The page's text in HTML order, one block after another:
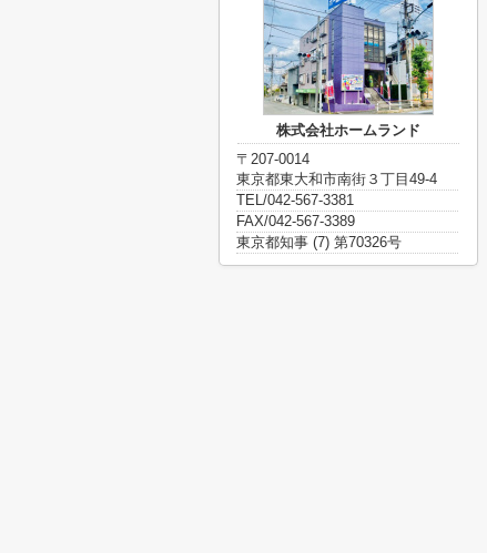
株式会社ホームランド
〒207-0014
東京都東大和市南街３丁目49-4
TEL/042-567-3381
FAX/042-567-3389
東京都知事 (7) 第70326号